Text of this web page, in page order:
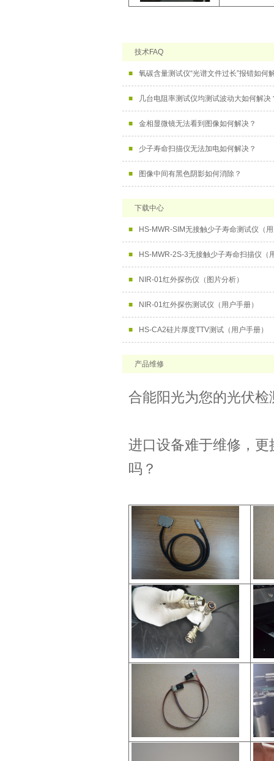
技术FAQ
■ 氧碳含量测试仪“光谱文件过长”报错如何
■ 几台电阻率测试仪均测试波动大如何解决
■ 金相显微镜无法看到图像如何解决？
■ 少子寿命扫描仪无法加电如何解决？
■ 图像中间有黑色阴影如何消除？
下载中心
■ HS-MWR-SIM无接触少子寿命测试仪（
■ HS-MWR-2S-3无接触少子寿命扫描仪（
■ NIR-01红外探伤仪（图片分析）
■ NIR-01红外探伤测试仪（用户手册）
■ HS-CA2硅片厚度TTV测试（用户手册）
产品维修
合能阳光为您的光伏
进口设备难于维修，
吗？